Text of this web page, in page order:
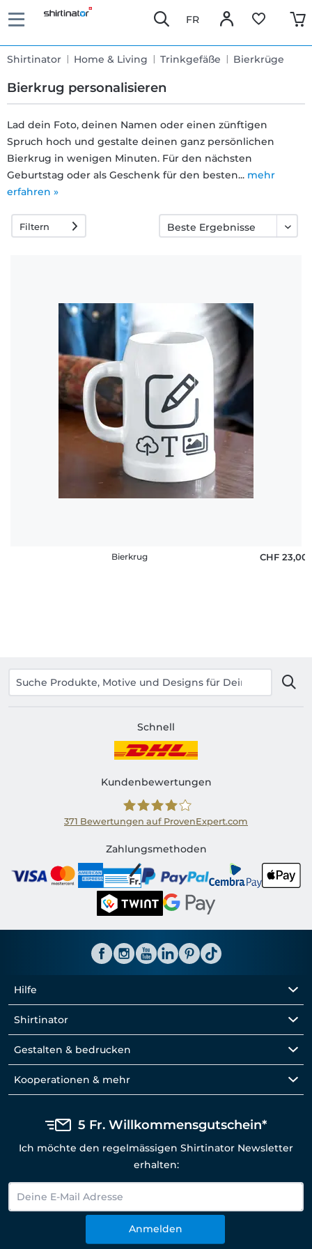
FR
Shirtinator Home & Living Trinkgefäße Bierkrüge
Bierkrug personalisieren
Schnelle
Lieferung
30 Tage
Umtauschrecht
Häufige
Fragen
Lad dein Foto, deinen Namen oder einen zünftigen
Spruch hoch und gestalte deinen ganz persönlichen
Bierkrug in wenigen Minuten. Für den nächsten
Geburtstag oder als Geschenk für den besten... mehr
erfahren »
Filtern
Bierkrug CHF 23,00
Schnell
Kundenbewertungen
Shirtinator CH
371 Bewertungen auf ProvenExpert.com
Zahlungsmethoden
Hilfe
Shirtinator
Gestalten & bedrucken
Kooperationen & mehr
5 Fr. Willkommensgutschein*
Ich möchte den regelmässigen Shirtinator Newsletter
erhalten:
Anmelden